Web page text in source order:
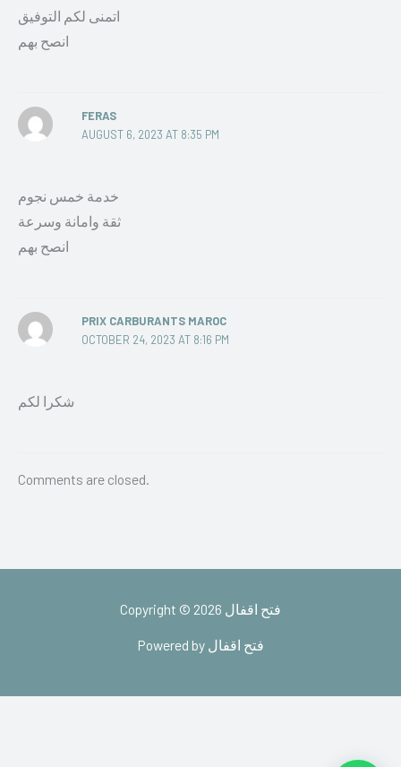
اتمنى لكم التوفيق
انصح بهم
FERAS
AUGUST 6, 2023 AT 8:35 PM
خدمة خمس نجوم
ثقة وامانة وسرعة
انصح بهم
PRIX CARBURANTS MAROC
OCTOBER 24, 2023 AT 8:16 PM
شكرا لكم
Comments are closed.
Copyright © 2026 فتح اقفال
Powered by فتح اقفال